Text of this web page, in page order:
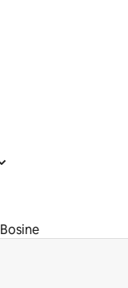
Bosine